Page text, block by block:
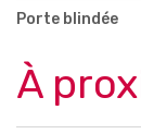
Porte blindée
À